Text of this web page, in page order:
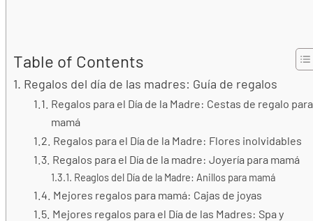
Table of Contents
Regalos del día de las madres: Guía de regalos
Regalos para el Día de la Madre: Cestas de regalo para
mamá
Regalos para el Día de la Madre: Flores inolvidables
Regalos para el Día de la madre: Joyería para mamá
Reaglos del Día de la Madre: Anillos para mamá
Mejores regalos para mamá: Cajas de joyas
Mejores regalos para el Día de las Madres: Spa y